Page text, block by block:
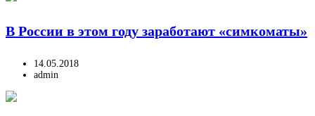
В России в этом году заработают «симкоматы»
14.05.2018
admin